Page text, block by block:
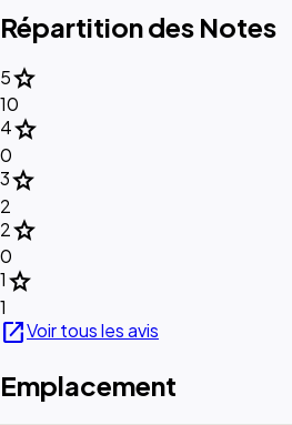
Répartition des Notes
5star
10
4star
0
3star
2
2star
0
1star
1
open_in_newVoir tous les avis
Emplacement